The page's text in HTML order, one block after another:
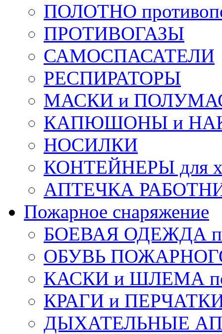
ПОЛОТНО
ПРОТИВОГАЗЫ
САМОСПАСАТЕЛИ
РЕСПИРАТОРЫ
МАСКИ и
КАПЮШОНЫ и
НОСИЛКИ
КОНТЕЙНЕРЫ для
АПТЕЧКА
Пожарное снаряжение
БОЕВАЯ ОДЕЖДА
ОБУВЬ
КАСКИ и ШЛЕМА
КРАГИ и ПЕРЧАТКИ
ДЫХАТЕЛЬНЫЕ